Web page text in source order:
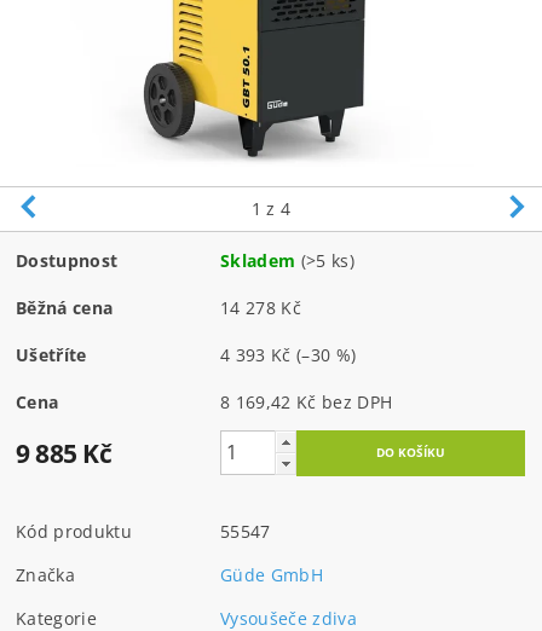
1 z 4
Dostupnost Skladem (>5 ks)
Běžná cena 14 278 Kč
Ušetříte 4 393 Kč (–30 %)
Cena 8 169,42 Kč bez DPH
9 885 Kč
Kód produktu
55547
Značka
Güde GmbH
Kategorie
Vysoušeče zdiva